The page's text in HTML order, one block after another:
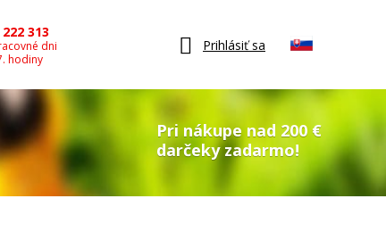
313
dni
hodiny
Prihlásiť sa
Pri nákupe nad 200 €
darčeky zadarmo!